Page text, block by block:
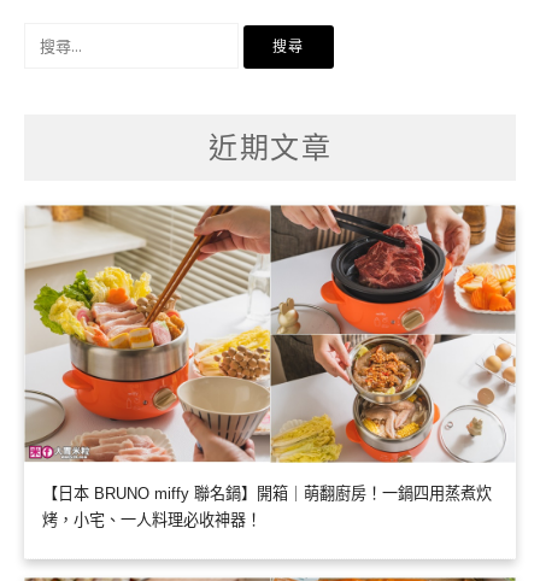
近期文章
【日本 BRUNO miffy 聯名鍋】開箱｜萌翻廚房！一鍋四用蒸煮炊
烤，小宅、一人料理必收神器！